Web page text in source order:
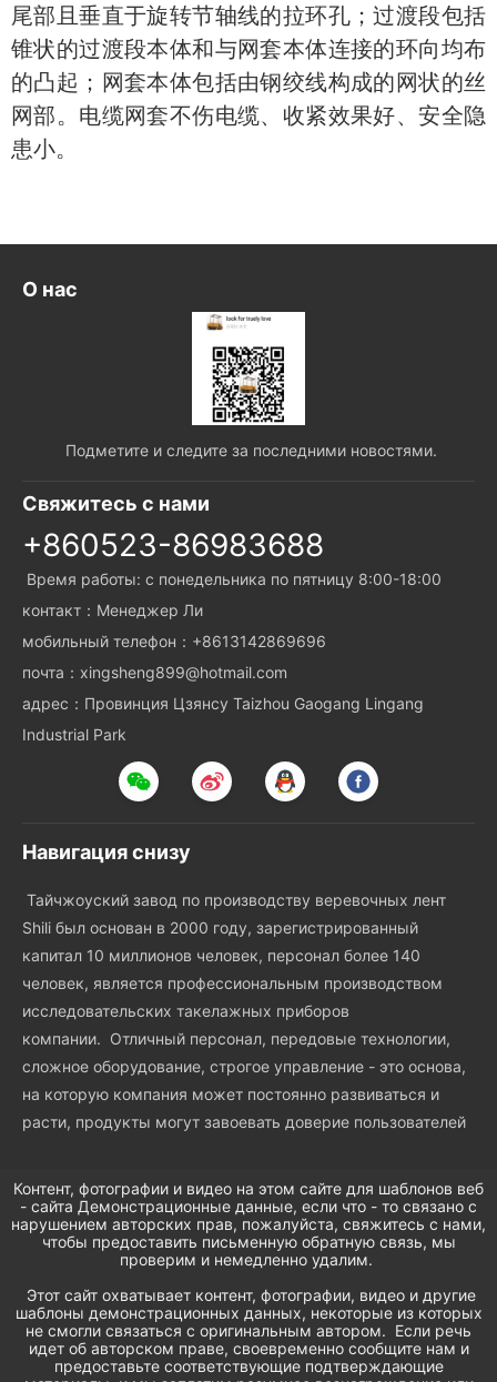
尾部且垂直于旋转节轴线的拉环孔；过渡段包括
锥状的过渡段本体和与网套本体连接的环向均布
的凸起；网套本体包括由钢绞线构成的网状的丝
网部。电缆网套不伤电缆、收紧效果好、安全隐
患小。
О нас
Подметите и следите за последними новостями.
Свяжитесь с нами
+860523-86983688
Время работы: с понедельника по пятницу 8:00-18:00
контакт：Менеджер Ли
мобильный телефон：+8613142869696
почта：xingsheng899@hotmail.com
адрес：Провинция Цзянсу Taizhou Gaogang Lingang
Industrial Park
Навигация снизу
Тайчжоуский завод по производству веревочных лент
Shili был основан в 2000 году, зарегистрированный
капитал 10 миллионов человек, персонал более 140
человек, является профессиональным производством
исследовательских такелажных приборов
компании. Отличный персонал, передовые технологии,
сложное оборудование, строгое управление - это основа,
на которую компания может постоянно развиваться и
расти, продукты могут завоевать доверие пользователей
Контент, фотографии и видео на этом сайте для шаблонов веб
- сайта Демонстрационные данные, если что - то связано с
нарушением авторских прав, пожалуйста, свяжитесь с нами,
чтобы предоставить письменную обратную связь, мы
проверим и немедленно удалим.
Этот сайт охватывает контент, фотографии, видео и другие
шаблоны демонстрационных данных, некоторые из которых
не смогли связаться с оригинальным автором. Если речь
идет об авторском праве, своевременно сообщите нам и
предоставьте соответствующие подтверждающие